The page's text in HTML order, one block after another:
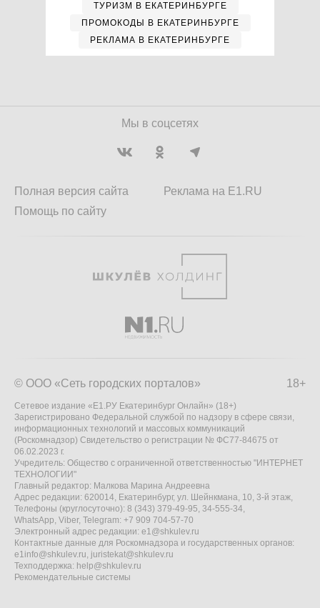
ТУРИЗМ В ЕКАТЕРИНБУРГЕ
ПРОМОКОДЫ В ЕКАТЕРИНБУРГЕ
РЕКЛАМА В ЕКАТЕРИНБУРГЕ
Мы в соцсетях
Полная версия сайта
Помощь по сайту
Реклама на E1.RU
18+
© ООО «Сеть городских порталов»
Сетевое издание «Е1.РУ Екатеринбург Онлайн» (18+)
Зарегистрировано Федеральной службой по надзору в сфере связи,
информационных технологий и массовых коммуникаций
(Роскомнадзор) Свидетельство о регистрации № ФС77-84675 от
06.02.2023 г.
Учредитель: Общество с ограниченной ответственностью "ИНТЕРНЕТ
ТЕХНОЛОГИИ"
Главный редактор: Малкова Марина Андреевна
Адрес редакции: 620014, Екатеринбург, ул. Шейнкмана, 10, 3-й этаж,
Телефоны (круглосуточно): 8 (343) 379-49-95, 34-555-34,
WhatsApp, Viber, Telegram: +7 909 704-57-70
Электронный адрес редакции: e1@shkulev.ru
Контактные данные для Роскомнадзора и государственных органов:
e1info@shkulev.ru, juristekat@shkulev.ru
Техподдержка: help@shkulev.ru
Рекомендательные системы